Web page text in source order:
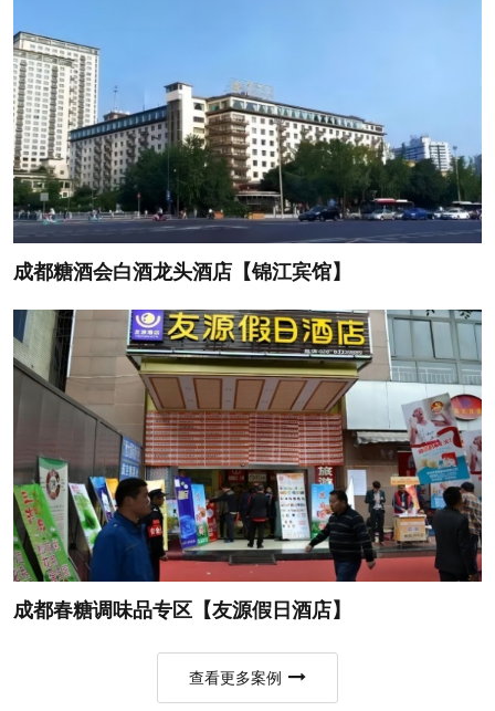
成都糖酒会白酒龙头酒店【锦江宾馆】
成都春糖调味品专区【友源假日酒店】
查看更多案例